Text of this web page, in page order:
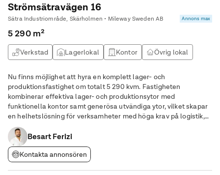
Strömsätravägen 16
Sätra Industriområde, Skärholmen • Mileway Sweden AB Annons max
5 290 m²
Verkstad Lagerlokal Kontor Övrig lokal
Nu finns möjlighet att hyra en komplett lager- och
produktionsfastighet om totalt 5 290 kvm. Fastigheten
kombinerar effektiva lager- och produktionsytor med
funktionella kontor samt generösa utvändiga ytor, vilket skapar
en helhetslösning för verksamheter med höga krav på logistik,
produktion och administration. Lager & produktion – ca 4 330
kvm • Öppna och effektiva ytor med takhöjd om 5–6
Besart Ferizi
Kontakta annonsören